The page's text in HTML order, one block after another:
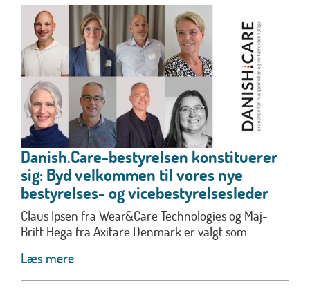
Danish.Care-bestyrelsen konstituerer
sig: Byd velkommen til vores nye
bestyrelses- og vicebestyrelsesleder
Claus Ipsen fra Wear&Care Technologies og Maj-
Britt Hega fra Axitare Denmark er valgt som...
Læs mere